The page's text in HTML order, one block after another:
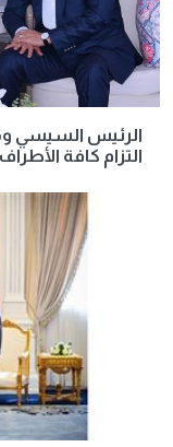
الرئيس السيسي
التزام كافة